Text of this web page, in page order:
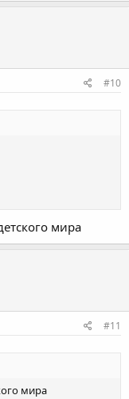
#10
мира
#11
мира